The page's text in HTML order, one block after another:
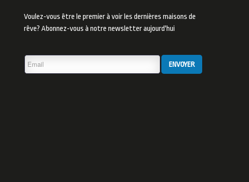
Voulez-vous être le premier à voir les dernières maisons de
rêve? Abonnez-vous à notre newsletter aujourd'hui